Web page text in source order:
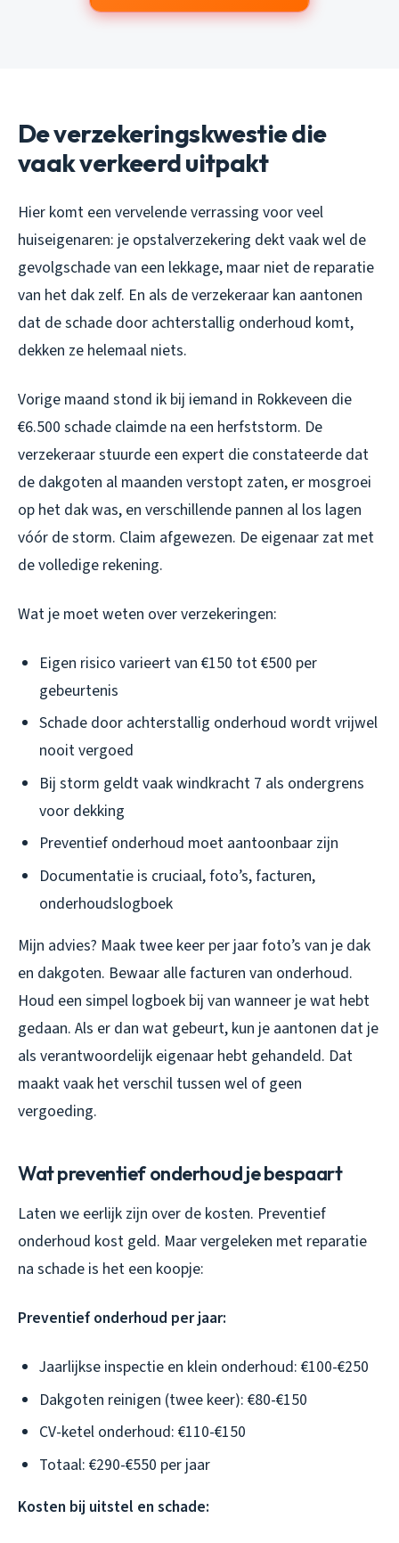
De verzekeringskwestie die
vaak verkeerd uitpakt
Hier komt een vervelende verrassing voor veel
huiseigenaren: je opstalverzekering dekt vaak wel de
gevolgschade van een lekkage, maar niet de reparatie
van het dak zelf. En als de verzekeraar kan aantonen
dat de schade door achterstallig onderhoud komt,
dekken ze helemaal niets.
Vorige maand stond ik bij iemand in Rokkeveen die
€6.500 schade claimde na een herfststorm. De
verzekeraar stuurde een expert die constateerde dat
de dakgoten al maanden verstopt zaten, er mosgroei
op het dak was, en verschillende pannen al los lagen
vóór de storm. Claim afgewezen. De eigenaar zat met
de volledige rekening.
Wat je moet weten over verzekeringen:
Eigen risico varieert van €150 tot €500 per
gebeurtenis
Schade door achterstallig onderhoud wordt vrijwel
nooit vergoed
Bij storm geldt vaak windkracht 7 als ondergrens
voor dekking
Preventief onderhoud moet aantoonbaar zijn
Documentatie is cruciaal, foto’s, facturen,
onderhoudslogboek
Mijn advies? Maak twee keer per jaar foto’s van je dak
en dakgoten. Bewaar alle facturen van onderhoud.
Houd een simpel logboek bij van wanneer je wat hebt
gedaan. Als er dan wat gebeurt, kun je aantonen dat je
als verantwoordelijk eigenaar hebt gehandeld. Dat
maakt vaak het verschil tussen wel of geen
vergoeding.
Wat preventief onderhoud je bespaart
Laten we eerlijk zijn over de kosten. Preventief
onderhoud kost geld. Maar vergeleken met reparatie
na schade is het een koopje:
Preventief onderhoud per jaar:
Jaarlijkse inspectie en klein onderhoud: €100-€250
Dakgoten reinigen (twee keer): €80-€150
CV-ketel onderhoud: €110-€150
Totaal: €290-€550 per jaar
Kosten bij uitstel en schade: